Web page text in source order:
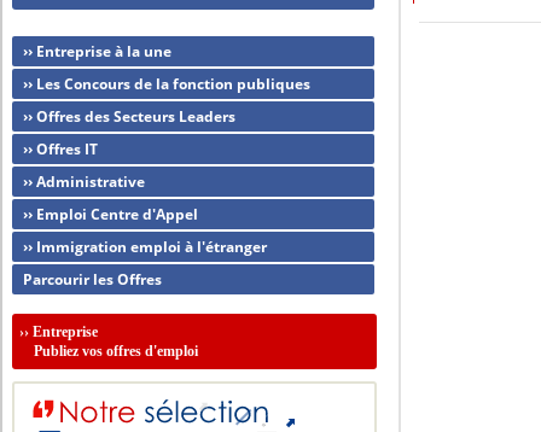
›› Entreprise à la une
›› Les Concours de la fonction publiques
›› Offres des Secteurs Leaders
›› Offres IT
›› Administrative
›› Emploi Centre d'Appel
›› Immigration emploi à l'étranger
Parcourir les Offres
››Entreprise
Publiez vos offres d'emploi